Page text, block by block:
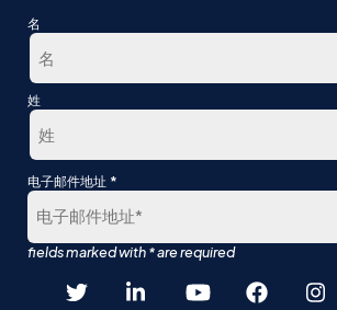
名
第
姓
最
后
电子邮件地址 *